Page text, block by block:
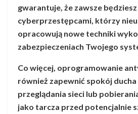
gwarantuje, że zawsze
cyberprzestępcami, którzy
opracowują nowe techniki
zabezpieczeniach Twojego
Co więcej, oprogramowanie
również zapewnić spokój
przeglądania sieci lub
jako tarcza przed potencjalnie